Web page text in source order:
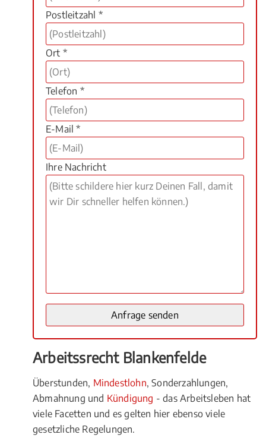
Postleitzahl *
Ort *
Telefon *
E-Mail *
Ihre Nachricht
Arbeitssrecht Blankenfelde
Überstunden, Mindestlohn, Sonderzahlungen,
Abmahnung und Kündigung - das Arbeitsleben hat
viele Facetten und es gelten hier ebenso viele
gesetzliche Regelungen.